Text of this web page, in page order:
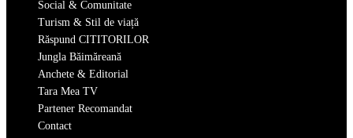
Social & Comunitate
Turism & Stil de viață
Răspund CITITORILOR
Jungla Băimăreană
Anchete & Editorial
Tara Mea TV
Partener Recomandat
Contact